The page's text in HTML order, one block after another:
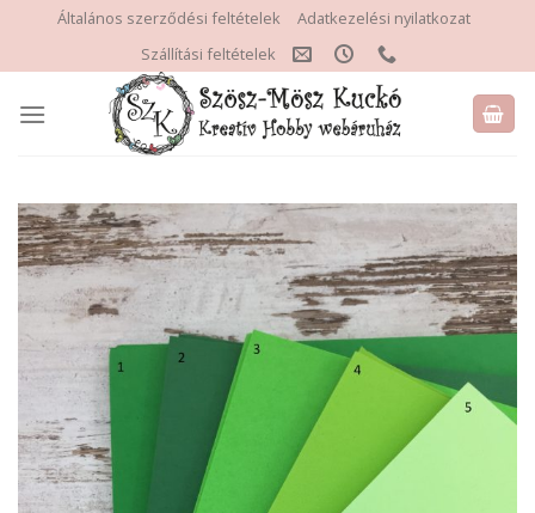
content
Általános szerződési feltételek
Adatkezelési nyilatkozat
Szállítási feltételek